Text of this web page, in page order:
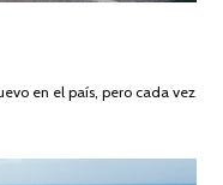
en el país, pero cada vez